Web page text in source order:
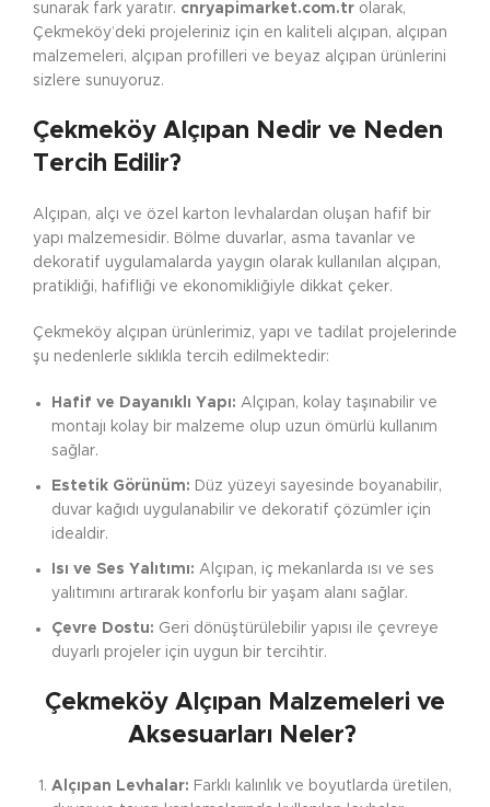
sunarak fark yaratır. cnryapimarket.com.tr olarak,
Çekmeköy’deki projeleriniz için en kaliteli alçıpan, alçıpan
malzemeleri, alçıpan profilleri ve beyaz alçıpan ürünlerini
sizlere sunuyoruz.
Çekmeköy Alçıpan Nedir ve Neden
Tercih Edilir?
Alçıpan, alçı ve özel karton levhalardan oluşan hafif bir
yapı malzemesidir. Bölme duvarlar, asma tavanlar ve
dekoratif uygulamalarda yaygın olarak kullanılan alçıpan,
pratikliği, hafifliği ve ekonomikliğiyle dikkat çeker.
Çekmeköy alçıpan ürünlerimiz, yapı ve tadilat projelerinde
şu nedenlerle sıklıkla tercih edilmektedir:
Hafif ve Dayanıklı Yapı: Alçıpan, kolay taşınabilir ve
montajı kolay bir malzeme olup uzun ömürlü kullanım
sağlar.
Estetik Görünüm: Düz yüzeyi sayesinde boyanabilir,
duvar kağıdı uygulanabilir ve dekoratif çözümler için
idealdir.
Isı ve Ses Yalıtımı: Alçıpan, iç mekanlarda ısı ve ses
yalıtımını artırarak konforlu bir yaşam alanı sağlar.
Çevre Dostu: Geri dönüştürülebilir yapısı ile çevreye
duyarlı projeler için uygun bir tercihtir.
Çekmeköy Alçıpan Malzemeleri ve
Aksesuarları Neler?
Alçıpan Levhalar: Farklı kalınlık ve boyutlarda üretilen,